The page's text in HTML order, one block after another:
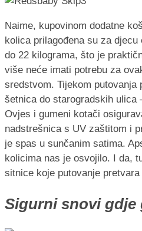
Naime, kupovinom dodatne
kolica prilagođena su za
do 22 kilograma, što je
više neće imati potrebu za
sredstvom. Tijekom putovanja
šetnica do starogradskih ulica
Ovjes i gumeni kotači
nadstrešnica s UV zaštitom i
je spas u sunčanim satima.
kolicima nas je osvojilo. I da,
sitnice koje putovanje
Sigurni snovi gdje